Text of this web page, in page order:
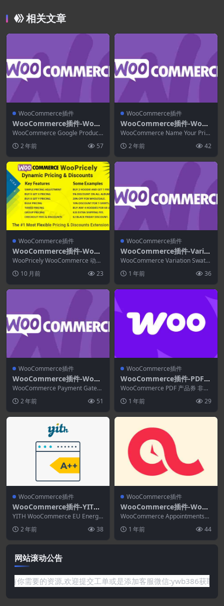
相关文章
WooCommerce插件
WooCommerce插件-WooC
ommerce Google Product
Feed 11.0.14
WooCommerce Google Product
2 年前 57
WooCommerce插件
WooCommerce插件-WooC
ommerce Name Your Pric
e 3.6.0
WooCommerce Name Your Pric
2 年前 42
WooCommerce插件
WooCommerce插件-WooP
ricely 1.4.0–WooCommerc
e的动态定价和折扣
WooPricely WooCommerce 动态
10 月前 23
WooCommerce插件
WooCommerce插件-Variat
ion Swatches and Photos
for WooCommerce 3.1.12
WooCommerce Variation Swatc
1 年前 36
WooCommerce插件
WooCommerce插件-WooC
ommerce Payment Gatew
ay Based Fees 4.2
WooCommerce Payment Gatew
2 年前 51
WooCommerce插件
WooCommerce插件-PDF P
roduct Vouchers for Woo
Commerce 3.12.9
WooCommerce PDF 产品券 非常
提供商...
1 年前 29
WooCommerce插件
WooCommerce插件-YITH
WooCommerce EU Energy
Label Premium 2.30.0
YITH WooCommerce EU Energy
2 年前 38
WooCommerce插件
WooCommerce插件-WooC
ommerce Appointments
4.22.0
WooCommerce Appointments是
的...1 年前 44
网站滚动公告
是网站没有你需要的资源,欢迎提交工单或是添加客服微信